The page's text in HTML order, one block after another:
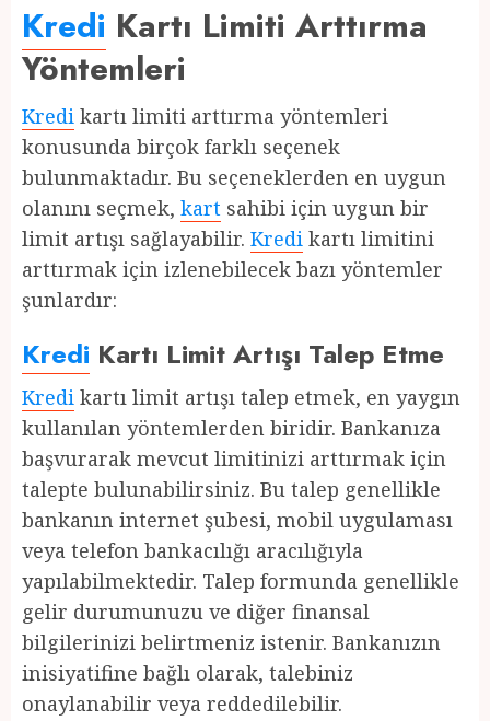
Kredi Kartı Limiti Arttırma
Yöntemleri
Kredi kartı limiti arttırma yöntemleri
konusunda birçok farklı seçenek
bulunmaktadır. Bu seçeneklerden en uygun
olanını seçmek, kart sahibi için uygun bir
limit artışı sağlayabilir. Kredi kartı limitini
arttırmak için izlenebilecek bazı yöntemler
şunlardır:
Kredi Kartı Limit Artışı Talep Etme
Kredi kartı limit artışı talep etmek, en yaygın
kullanılan yöntemlerden biridir. Bankanıza
başvurarak mevcut limitinizi arttırmak için
talepte bulunabilirsiniz. Bu talep genellikle
bankanın internet şubesi, mobil uygulaması
veya telefon bankacılığı aracılığıyla
yapılabilmektedir. Talep formunda genellikle
gelir durumunuzu ve diğer finansal
bilgilerinizi belirtmeniz istenir. Bankanızın
inisiyatifine bağlı olarak, talebiniz
onaylanabilir veya reddedilebilir.